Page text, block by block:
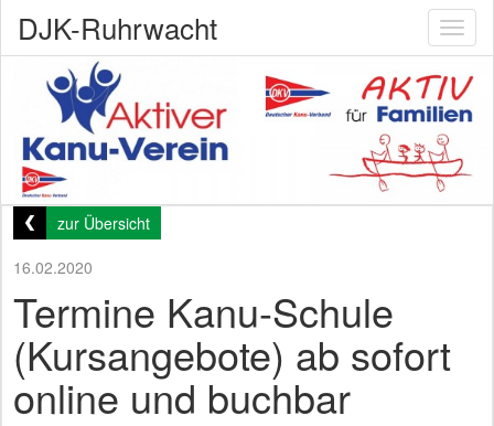
DJK-Ruhrwacht
zur Übersicht
16.02.2020
Termine Kanu-Schule
(Kursangebote) ab sofort
online und buchbar